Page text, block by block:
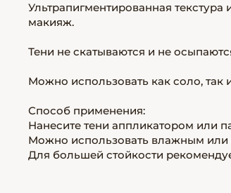
Ультрапигментированная
макияж.
Тени не скатываются и не
Можно использовать как соло, так
Способ применения:
Нанесите тени аппликатором или
Можно использовать влажным или
Для большей стойкости